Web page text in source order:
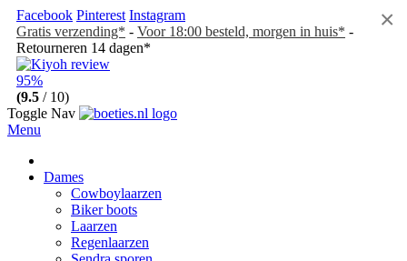
Facebook Pinterest Instagram
Gratis verzending* - Voor 18:00 besteld, morgen in huis* -
Retourneren 14 dagen*
95%
(9.5 / 10)
Toggle Nav
Menu
Dames
Cowboylaarzen
Biker boots
Laarzen
Regenlaarzen
×